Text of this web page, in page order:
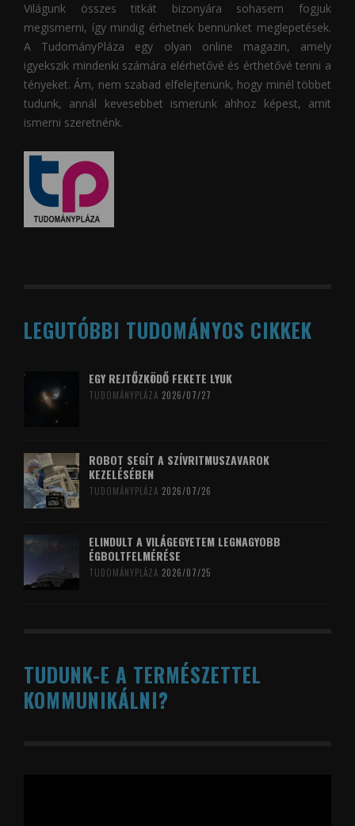
Világunk összes titkát bizonyára sohasem fogjuk
megismerni, így mindig érhetnek bennünket meglepetések.
A TudományPláza egy olyan online magazin, amely
igyekszik mindenki számára elérhetővé és érthetővé tenni a
tényeket. Ám, nem szabad elfelejtenünk, hogy minél többet
tudunk, annál kevesebbet ismerünk ahhoz képest, amit
ismerni szeretnénk.
LEGUTÓBBI TUDOMÁNYOS CIKKEK
EGY REJTŐZKÖDŐ FEKETE LYUK
TUDOMÁNYPLÁZA 2026/07/27
ROBOT SEGÍT A SZÍVRITMUSZAVAROK
KEZELÉSÉBEN
TUDOMÁNYPLÁZA 2026/07/26
ELINDULT A VILÁGEGYETEM LEGNAGYOBB
ÉGBOLTFELMÉRÉSE
TUDOMÁNYPLÁZA 2026/07/25
TUDUNK-E A TERMÉSZETTEL
KOMMUNIKÁLNI?